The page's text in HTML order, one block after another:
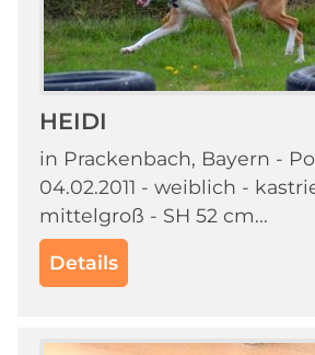
HEIDI
in Prackenbach, Bayern -
04.02.2011 - weiblich -
mittelgroß - SH 52 cm...
Details